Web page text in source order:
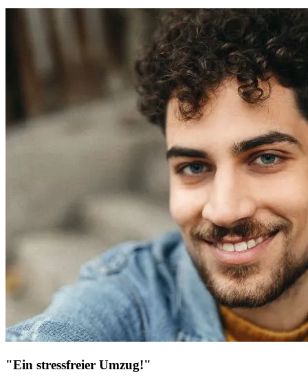
"Ein stressfreier Umzug!"